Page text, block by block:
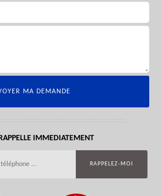
IMMEDIATEMENT